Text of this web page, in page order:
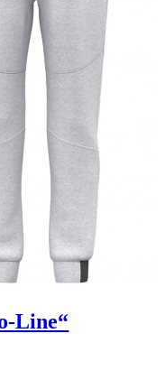
Line“